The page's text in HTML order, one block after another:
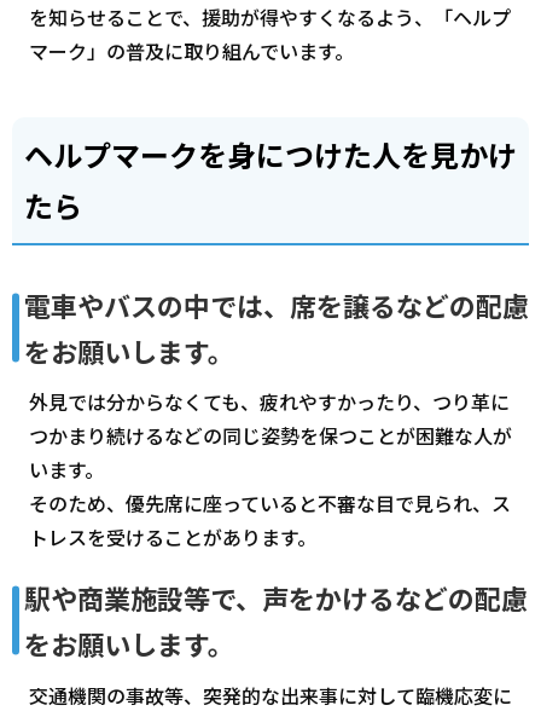
を知らせることで、援助が得やすくなるよう、「ヘルプ
マーク」の普及に取り組んでいます。
ヘルプマークを身につけた人を見かけ
たら
電車やバスの中では、席を譲るなどの配慮
をお願いします。
外見では分からなくても、疲れやすかったり、つり革に
つかまり続けるなどの同じ姿勢を保つことが困難な人が
います。
そのため、優先席に座っていると不審な目で見られ、ス
トレスを受けることがあります。
駅や商業施設等で、声をかけるなどの配慮
をお願いします。
交通機関の事故等、突発的な出来事に対して臨機応変に